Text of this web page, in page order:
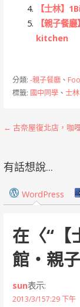
【士林】
【親子餐
kitchen
分類: -親子餐廳、
標籤: 國中同學、 士林
文
導
覽
← 古奈屋復北店，咖
有話想說...
WordPress
在〈“【
館‧親
sun表示:
2013/3/157:29 下午